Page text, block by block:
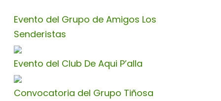
Evento del Grupo de Amigos Los
Senderistas
Evento del Club De Aqui P’alla
Convocatoria del Grupo Tiñosa